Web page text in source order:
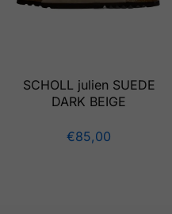
SCHOLL julien SUEDE
DARK BEIGE
€85,00